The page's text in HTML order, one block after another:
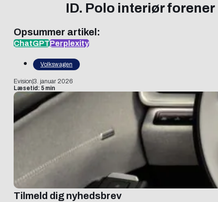
ID. Polo interiør
Opsummer artikel:
ChatGPTPerplexity
Volkswagen
Evision 3. januar 2026
Læsetid: 5 min
Tilmeld dig nyhedsbrev